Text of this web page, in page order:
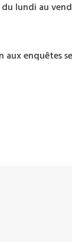
du lundi au
enquêtes